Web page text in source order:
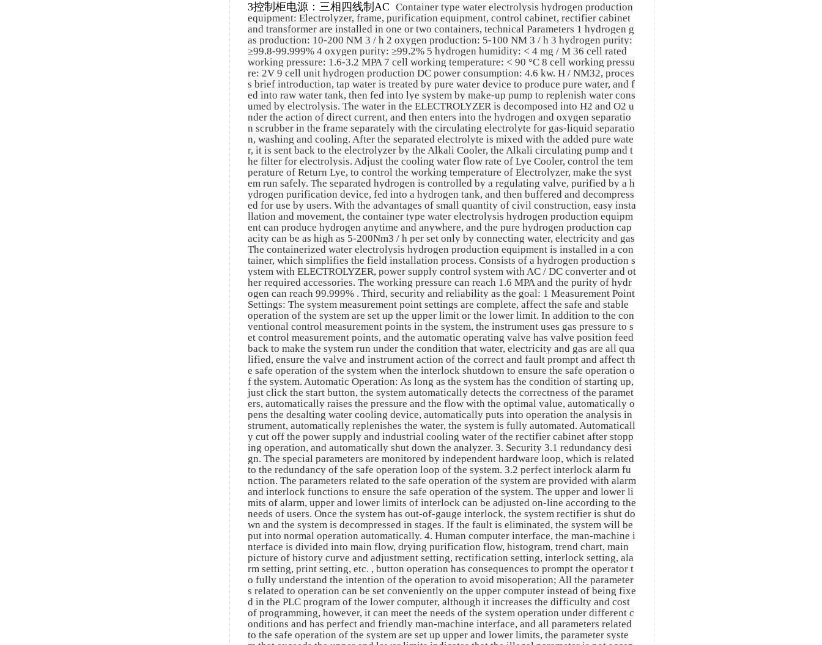
3控制柜电源：三相四线制AC Container type water electrolysis hydrogen production
equipment: Electrolyzer, frame, purification equipment, control cabinet, rectifier cabinet
and transformer are installed in one or two containers, technical Parameters 1 hydrogen g
as production: 10-200 NM 3 / h 2 oxygen production: 5-100 NM 3 / h 3 hydrogen purity:
≥99.8-99.999% 4 oxygen purity: ≥99.2% 5 hydrogen humidity: < 4 mg / M 36 cell rated
working pressure: 1.6-3.2 MPA 7 cell working temperature: < 90 °C 8 cell working pressu
re: 2V 9 cell unit hydrogen production DC power consumption: 4.6 kw. H / NM32, proces
s brief introduction, tap water is treated by pure water device to produce pure water, and f
ed into raw water tank, then fed into lye system by make-up pump to replenish water cons
umed by electrolysis. The water in the ELECTROLYZER is decomposed into H2 and O2 u
nder the action of direct current, and then enters into the hydrogen and oxygen separatio
n scrubber in the frame separately with the circulating electrolyte for gas-liquid separatio
n, washing and cooling. After the separated electrolyte is mixed with the added pure wate
r, it is sent back to the electrolyzer by the Alkali Cooler, the Alkali circulating pump and t
he filter for electrolysis. Adjust the cooling water flow rate of Lye Cooler, control the tem
perature of Return Lye, to control the working temperature of Electrolyzer, make the syst
em run safely. The separated hydrogen is controlled by a regulating valve, purified by a h
ydrogen purification device, fed into a hydrogen tank, and then buffered and decompress
ed for use by users. With the advantages of small quantity of civil construction, easy insta
llation and movement, the container type water electrolysis hydrogen production equipm
ent can produce hydrogen anytime and anywhere, and the pure hydrogen production cap
acity can be as high as 5-200Nm3 / h per set only by connecting water, electricity and gas
The containerized water electrolysis hydrogen production equipment is installed in a con
tainer, which simplifies the field installation process. Consists of a hydrogen production s
ystem with ELECTROLYZER, power supply control system with AC / DC converter and ot
her required accessories. The working pressure can reach 1.6 MPA and the purity of hydr
ogen can reach 99.999% . Third, security and reliability as the goal: 1 Measurement Point
Settings: The system measurement point settings are complete, affect the safe and stable
operation of the system are set up the upper limit or the lower limit. In addition to the con
ventional control measurement points in the system, the instrument uses gas pressure to s
et control measurement points, and the automatic operating valve has valve position feed
back to make the system run under the condition that water, electricity and gas are all qua
lified, ensure the valve and instrument action of the correct and fault prompt and affect th
e safe operation of the system when the interlock shutdown to ensure the safe operation o
f the system. Automatic Operation: As long as the system has the condition of starting up,
just click the start button, the system automatically detects the correctness of the paramet
ers, automatically raises the pressure and the flow with the optimal value, automatically o
pens the desalting water cooling device, automatically puts into operation the analysis in
strument, automatically replenishes the water, the system is fully automated. Automaticall
y cut off the power supply and industrial cooling water of the rectifier cabinet after stopp
ing operation, and automatically shut down the analyzer. 3. Security 3.1 redundancy desi
gn. The special parameters are monitored by independent hardware loop, which is related
to the redundancy of the safe operation loop of the system. 3.2 perfect interlock alarm fu
nction. The parameters related to the safe operation of the system are provided with alarm
and interlock functions to ensure the safe operation of the system. The upper and lower li
mits of alarm, upper and lower limits of interlock can be adjusted on-line according to the
needs of users. Once the system has out-of-gauge interlock, the system rectifier is shut do
wn and the system is decompressed in stages. If the fault is eliminated, the system will be
put into normal operation automatically. 4. Human computer interface, the man-machine i
nterface is divided into main flow, drying purification flow, histogram, trend chart, main
picture of history curve and adjustment setting, rectification setting, interlock setting, ala
rm setting, print setting, etc. , button operation has consequences to prompt the operator t
o fully understand the intention of the operation to avoid misoperation; All the parameter
s related to operation can be set conveniently on the upper computer instead of being fixe
d in the PLC program of the lower computer, although it increases the difficulty and cost
of programming, however, it can meet the needs of the system operation under different c
onditions and has perfect and friendly man-machine interface, and all parameters related
to the safe operation of the system are set up upper and lower limits, the parameter syste